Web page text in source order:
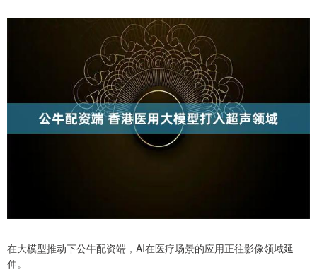
在大模型推动下公牛配资端，AI在医疗场景的应用正往影像领域延
伸。